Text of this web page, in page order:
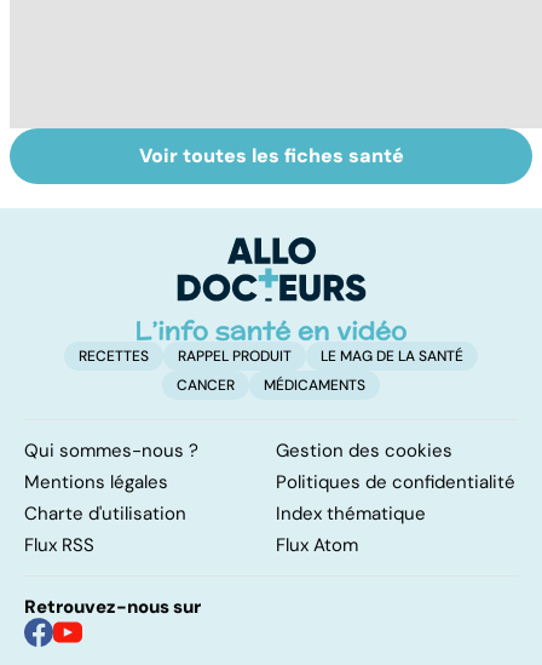
Phlébites : une
affection à
Infarctus :
prévenir la crise
Voir toutes les fiches santé
RECETTES RAPPEL PRODUIT
LE MAG DE LA SANTÉ
CANCER
MÉDICAMENTS
Qui sommes-nous ?
Gestion des cookies
Mentions légales
Politiques de confidentialité
Charte d'utilisation
Index thématique
Flux RSS
Flux Atom
Retrouvez-nous sur